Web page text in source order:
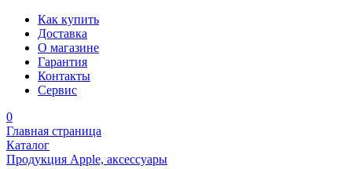
Как купить
Доставка
О магазине
Гарантия
Контакты
Сервис
0
Главная страница
Каталог
Продукция Apple, аксессуары